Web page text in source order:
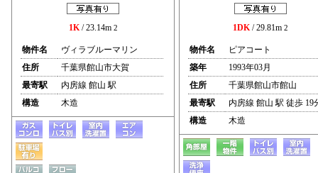
1K/ 23.14m 2
物件名
ヴィラブルーマリン
住所
千葉県館山市大賀
最寄駅
内房線 館山 駅
構造
木造
1DK/ 29.81m 2
物件名
ピアコート
築年
1993年03月
住所
千葉県館山市館山
最寄駅
内房線 館山 駅 徒歩 19
構造
木造